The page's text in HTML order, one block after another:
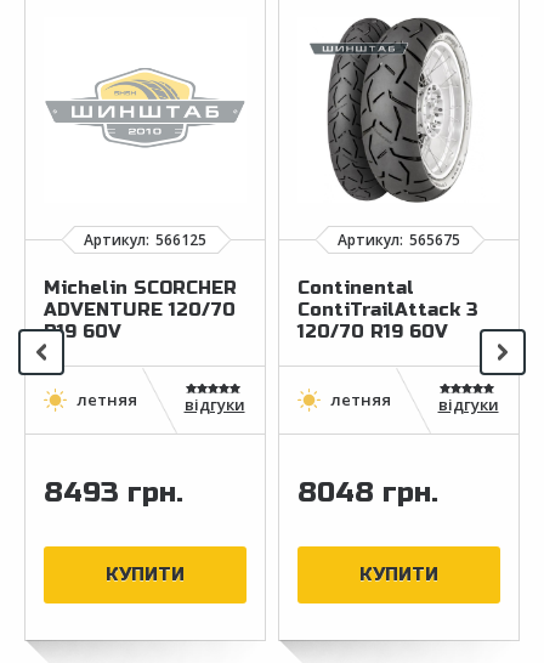
Michelin SCORCHER
ADVENTURE 120/70
R19 60V
відгуки
8493 грн.
Continental
ContiTrailAttack 3
120/70 R19 60V
відгуки
8048 грн.